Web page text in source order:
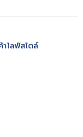
าไลฟ์สไตล์